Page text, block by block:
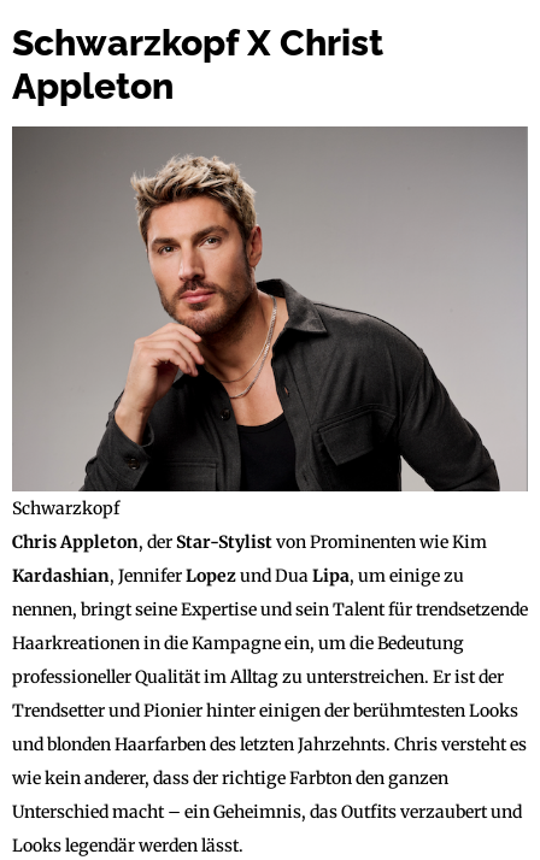
Schwarzkopf X Christ
Appleton
Schwarzkopf
ChrisAppleton, derStar-Stylistvon Prominenten wie Kim
Kardashian, JenniferLopezund DuaLipa, um einige zu
nennen, bringt seine Expertise und sein Talent für trendsetzende
Haarkreationen in die Kampagne ein, um die Bedeutung
professioneller Qualität im Alltag zu unterstreichen. Er ist der
Trendsetter und Pionier hinter einigen der berühmtesten Looks
und blonden Haarfarben des letzten Jahrzehnts. Chris versteht es
wie kein anderer, dass der richtige Farbton den ganzen
Unterschied macht – ein Geheimnis, das Outfits verzaubert und
Looks legendär werden lässt.